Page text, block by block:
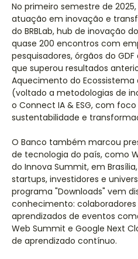
No primeiro semestre de
atuação em inovação e
do BRBLab, hub de inovação
quase 200 encontros com
pesquisadores, órgãos do
que superou resultados
Aquecimento do Ecossistema
(voltado a metodologias de
o Connect IA & ESG, com
sustentabilidade e
O Banco também marcou
de tecnologia do país, como
do Innova Summit, em
startups, investidores e
programa "Downloads" vem
conhecimento:
aprendizados de eventos
Web Summit e Google Next
de aprendizado contínuo.